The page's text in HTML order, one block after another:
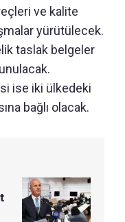
ve kalite
yürütülecek.
taslak belgeler
ise iki ülkedeki
bağlı olacak.